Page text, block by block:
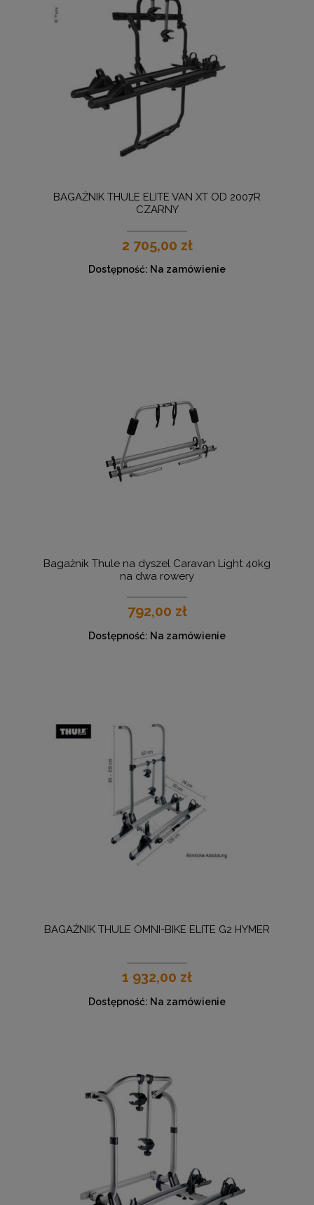
BAGAŻNIK THULE ELITE VAN XT OD 2007R
CZARNY
2 705,00 zł
Dostępność: Na zamówienie
Bagażnik Thule na dyszel Caravan Light 40kg
na dwa rowery
792,00 zł
Dostępność: Na zamówienie
BAGAŻNIK THULE OMNI-BIKE ELITE G2 HYMER
1 932,00 zł
Dostępność: Na zamówienie